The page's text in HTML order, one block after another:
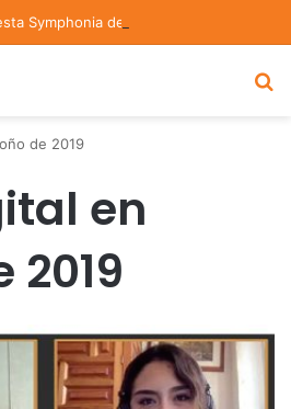
de 2019
en
2019